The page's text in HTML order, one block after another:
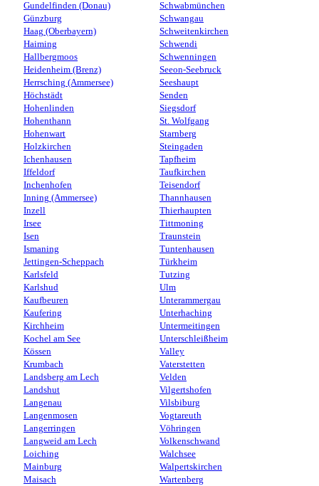
Gundelfinden (Donau)
Günzburg
Haag (Oberbayern)
Haiming
Hallbergmoos
Heidenheim (Brenz)
Herrsching (Ammersee)
Höchstädt
Hohenlinden
Hohenthann
Hohenwart
Holzkirchen
Ichenhausen
Iffeldorf
Inchenhofen
Inning (Ammersee)
Inzell
Irsee
Isen
Ismaning
Jettingen-Scheppach
Karlsfeld
Karlshud
Kaufbeuren
Kaufering
Kirchheim
Kochel am See
Kössen
Krumbach
Landsberg am Lech
Landshut
Langenau
Langenmosen
Langerringen
Langweid am Lech
Loiching
Mainburg
Maisach
Schwabmünchen
Schwangau
Schweitenkirchen
Schwendi
Schwenningen
Seeon-Seebruck
Seeshaupt
Senden
Siegsdorf
St. Wolfgang
Starnberg
Steingaden
Tapfheim
Taufkirchen
Teisendorf
Thannhausen
Thierhaupten
Tittmoning
Traunstein
Tuntenhausen
Türkheim
Tutzing
Ulm
Unterammergau
Unterhaching
Untermeitingen
Unterschleißheim
Valley
Vaterstetten
Velden
Vilgertshofen
Vilsbiburg
Vogtareuth
Vöhringen
Volkenschwand
Walchsee
Walpertskirchen
Wartenberg